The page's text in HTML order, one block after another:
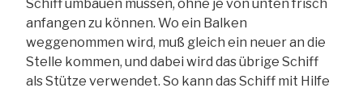
Schiff umbauen müssen, ohne je von unten frisch
anfangen zu können. Wo ein Balken
weggenommen wird, muß gleich ein neuer an die
Stelle kommen, und dabei wird das übrige Schiff
als Stütze verwendet. So kann das Schiff mit Hilfe